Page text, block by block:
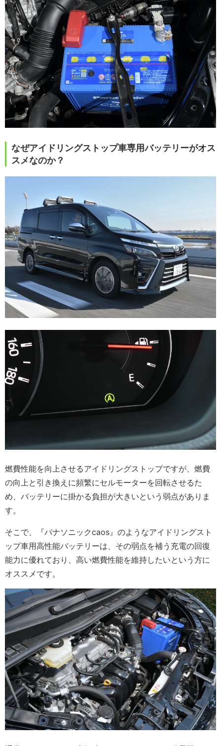
なぜアイドリングストップ車専用バッテリーがオス
スメなのか？
燃費性能を向上させるアイドリングストップですが、燃費
の向上と引き換えに頻繁にセルモーターを回転させるた
め、バッテリーに掛かる負担が大きいという弱点がありま
す。
そこで、『パナソニックcaos』のようなアイドリングスト
ップ車用高性能バッテリーは、その弱点を補う充電の回復
能力に優れており、高い燃費性能を維持したいという方に
オススメです。